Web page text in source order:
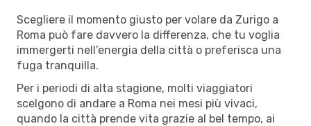
Scegliere il momento giusto per volare da Zurigo a
Roma può fare davvero la differenza, che tu voglia
immergerti nell’energia della città o preferisca una
fuga tranquilla.
Per i periodi di alta stagione, molti viaggiatori
scelgono di andare a Roma nei mesi più vivaci,
quando la città prende vita grazie al bel tempo, ai